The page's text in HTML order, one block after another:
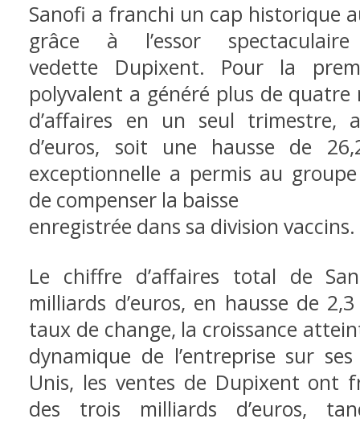
Sanofi a franchi un cap historique
grâce à l’essor
vedette Dupixent. Pour la
polyvalent a généré plus de quatre
d’affaires en un seul trimestre,
d’euros, soit une hausse de
exceptionnelle a permis au
de compenser la baisse
enregistrée dans sa division vaccins.
Le chiffre d’affaires total de
milliards d’euros, en hausse de
taux de change, la croissance
dynamique de l’entreprise sur
Unis, les ventes de Dupixent ont
des trois milliards d’euros,